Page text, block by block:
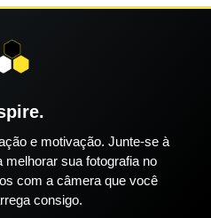
e motivação. Junte-se à
melhorar sua fotografia no
com a câmera que você
consigo.